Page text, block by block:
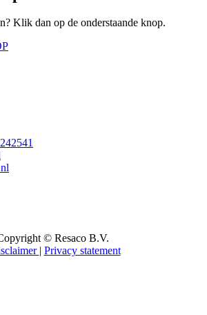
Klik dan op de onderstaande knop.
© Resaco B.V.
| Privacy statement